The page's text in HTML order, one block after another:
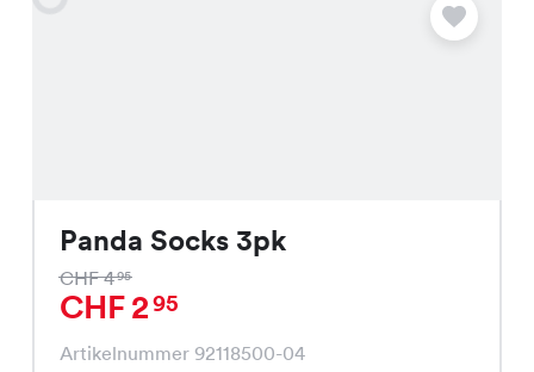
Panda Socks 3pk
CHF 495
CHF 295
Artikelnummer 92118500-04